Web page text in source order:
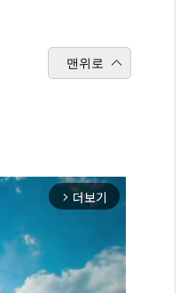
맨위로
arrow_forward_ios 더보기